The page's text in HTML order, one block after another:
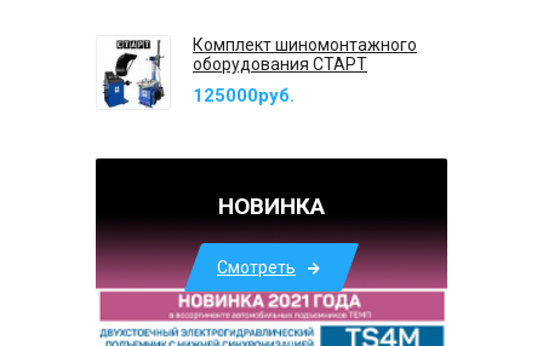
Комплект шиномонтажного
оборудования СТАРТ
125000руб.
НОВИНКА
Смотреть